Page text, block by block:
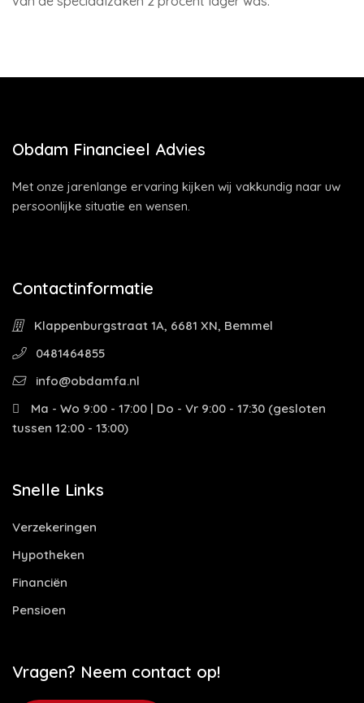
Obdam Financieel Advies
Met onze jarenlange ervaring kijken wij vakkundig naar uw
persoonlijke situatie en wensen.
Contactinformatie
Klappenburgstraat 1A, 6681 XN, Bemmel
0481464855
info@obdamfa.nl
Ma - Wo 9:00 - 17:00 | Do - Vr 9:00 - 17:30 (gesloten
tussen 12:00 - 13:00)
Snelle Links
Verzekeringen
Hypotheken
Financiën
Pensioen
Vragen? Neem contact op!